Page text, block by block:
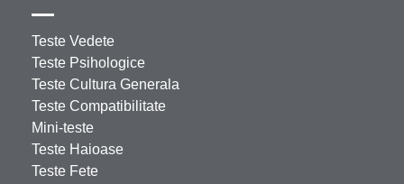
Teste Vedete
Teste Psihologice
Teste Cultura Generala
Teste Compatibilitate
Mini-teste
Teste Haioase
Teste Fete